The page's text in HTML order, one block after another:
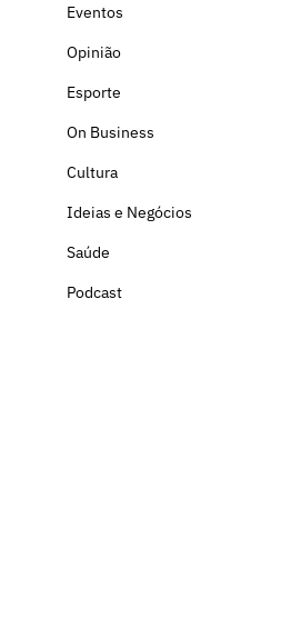
Eventos
Opinião
Esporte
On Business
Cultura
Ideias e Negócios
Saúde
Podcast